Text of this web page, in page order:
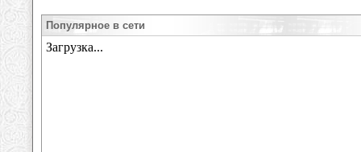
Популярное в сети